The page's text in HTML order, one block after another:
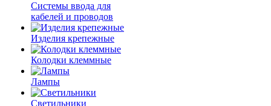
Системы ввода для
кабелей и проводов
Изделия крепежные
Колодки клеммные
Лампы
Светильники